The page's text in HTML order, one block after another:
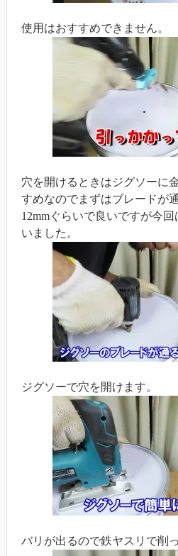
使用はおすすめできません。
穴を開けるときはジグソーに
すめなのでまずはブレードが
12mmぐらいで良いですが今
いました。
ジグソーで穴を開けます。
バリが出るので鉄ヤスリで削